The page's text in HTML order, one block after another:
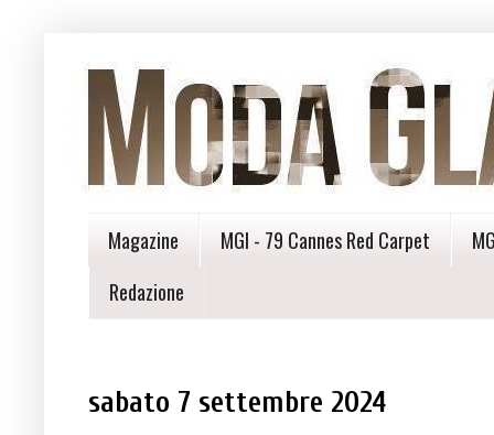
Magazine MGI - 79 Cannes Red Carpet
Redazione
sabato 7 settembre 2024